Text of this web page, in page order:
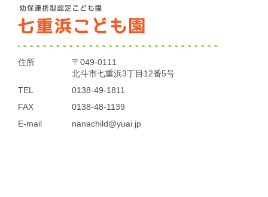
住所
〒049-0111
北斗市七重浜3丁目12番5号
TEL
0138-49-1811
FAX
0138-48-1139
E-mail
nanachild@yuai.jp